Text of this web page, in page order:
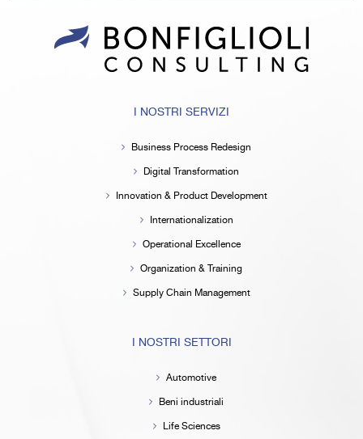
I NOSTRI SERVIZI
Business Process Redesign
Digital Transformation
Innovation & Product Development
Internationalization
Operational Excellence
Organization & Training
Supply Chain Management
I NOSTRI SETTORI
Automotive
Beni industriali
Life Sciences